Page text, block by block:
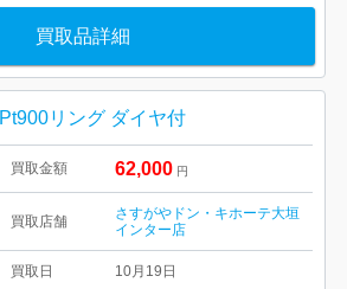
買取品詳細
Pt900リング ダイヤ付
買取金額 62,000 円
買取店舗
さすがやドン・キホーテ大垣
インター店
買取日 10月19日